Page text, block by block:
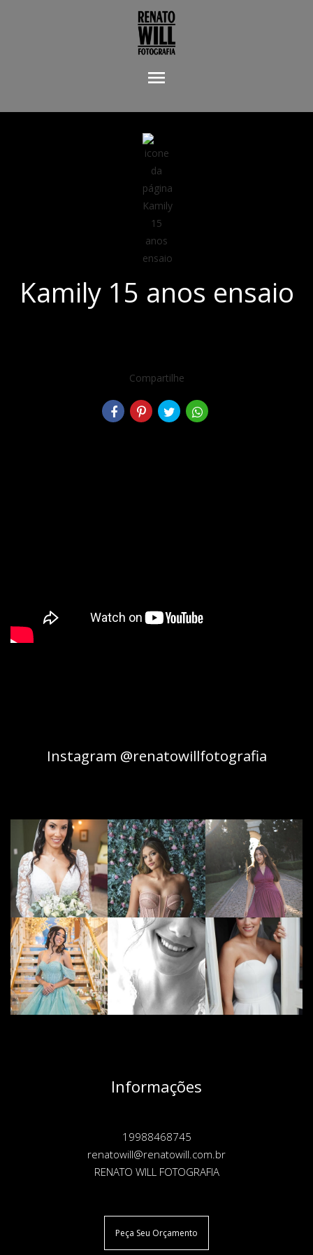
menu
Kamily 15 anos ensaio
Compartilhe
Instagram @renatowillfotografia
Informações
19988468745
renatowill@renatowill.com.br
RENATO WILL FOTOGRAFIA
Peça Seu Orçamento